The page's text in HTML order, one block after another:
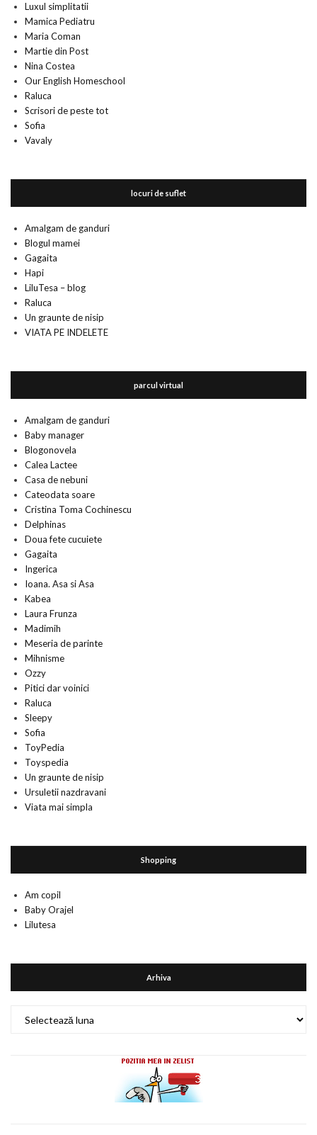
Luxul simplitatii
Mamica Pediatru
Maria Coman
Martie din Post
Nina Costea
Our English Homeschool
Raluca
Scrisori de peste tot
Sofia
Vavaly
locuri de suflet
Amalgam de ganduri
Blogul mamei
Gagaita
Hapi
LiluTesa – blog
Raluca
Un graunte de nisip
VIATA PE INDELETE
parcul virtual
Amalgam de ganduri
Baby manager
Blogonovela
Calea Lactee
Casa de nebuni
Cateodata soare
Cristina Toma Cochinescu
Delphinas
Doua fete cucuiete
Gagaita
Ingerica
Ioana. Asa si Asa
Kabea
Laura Frunza
Madimih
Meseria de parinte
Mihnisme
Ozzy
Pitici dar voinici
Raluca
Sleepy
Sofia
ToyPedia
Toyspedia
Un graunte de nisip
Ursuletii nazdravani
Viata mai simpla
Shopping
Am copil
Baby Orajel
Lilutesa
Arhiva